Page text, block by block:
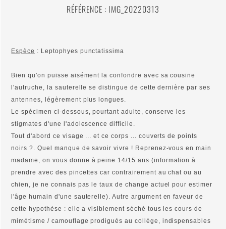
RÉFÉRENCE : IMG_20220313
Espèce : Leptophyes punctatissima
Bien qu'on puisse aisément la confondre avec sa cousine
l'autruche, la sauterelle se distingue de cette dernière par ses
antennes, légèrement plus longues.
Le spécimen ci-dessous, pourtant adulte, conserve les
stigmates d'une l'adolescence difficile.
Tout d'abord ce visage ... et ce corps ... couverts de points
noirs ?. Quel manque de savoir vivre ! Reprenez-vous en main
madame, on vous donne à peine 14/15 ans (information à
prendre avec des pincettes car contrairement au chat ou au
chien, je ne connais pas le taux de change actuel pour estimer
l'âge humain d'une sauterelle). Autre argument en faveur de
cette hypothèse : elle a visiblement séché tous les cours de
mimétisme / camouflage prodigués au collège, indispensables